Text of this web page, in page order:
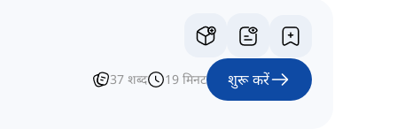
37 शब्द 19 मिनट शुरू करें